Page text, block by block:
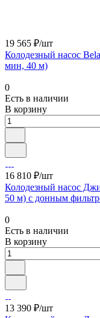
19 565 ₽/шт
Колодезный насос
мин, 40 м)
0
Есть в наличии
В корзину
16 810 ₽/шт
Колодезный насос
50 м) с донным
0
Есть в наличии
В корзину
13 390 ₽/шт